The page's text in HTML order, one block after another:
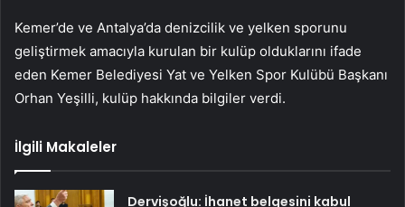
Kemer’de ve Antalya’da denizcilik ve yelken sporunu
geliştirmek amacıyla kurulan bir kulüp olduklarını ifade
eden Kemer Belediyesi Yat ve Yelken Spor Kulübü Başkanı
Orhan Yeşilli, kulüp hakkında bilgiler verdi.
İlgili Makaleler
Dervişoğlu: İhanet belgesini kabul